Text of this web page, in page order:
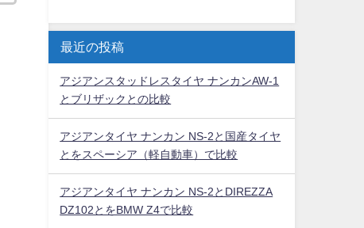
最近の投稿
アジアンスタッドレスタイヤ ナンカンAW-1
とブリザックとの比較
アジアンタイヤ ナンカン NS-2と国産タイヤ
とをスペーシア（軽自動車）で比較
アジアンタイヤ ナンカン NS-2とDIREZZA
DZ102とをBMW Z4で比較